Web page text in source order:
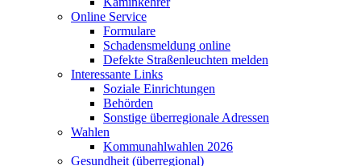
Online Service
Formulare
Schadensmeldung online
Defekte Straßenleuchten melden
Interessante Links
Soziale Einrichtungen
Behörden
Sonstige überregionale Adressen
Wahlen
Kommunahlwahlen 2026
Gesundheit (überregional)